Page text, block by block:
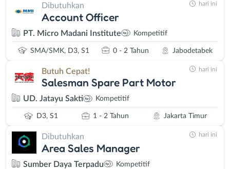
Dibutuhkan
Account Officer
PT. Micro Madani Institute Kompetitif
SMA/SMK, D3, S1 0 - 2 Tahun Jabodetabek
hari ini
Butuh Cepat!
Salesman Spare Part Motor
UD. Jatayu Sakti Kompetitif
D3, S1 1 - 2 Tahun Jakarta Timur
hari ini
Dibutuhkan
Area Sales Manager
Sumber Daya Terpadu Kompetitif
hari ini